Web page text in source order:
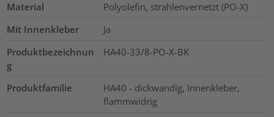
Material
Polyolefin, strahlenvernetzt (PO-X)
Mit Innenkleber
Ja
Produktbezeichnun
g
HA40-33/8-PO-X-BK
Produktfamilie
HA40 - dickwandig, Innenkleber,
flammwidrig